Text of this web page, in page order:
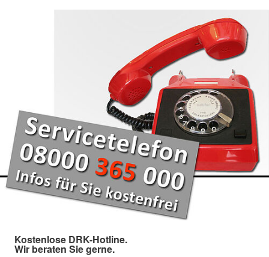
Kostenlose DRK-Hotline.
Wir beraten Sie gerne.